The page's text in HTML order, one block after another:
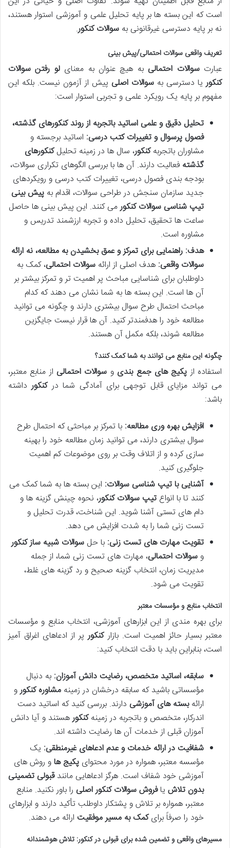
است که این بسته ها بر پایه تحلیل علمی و آموزشی استوار هستند،
نه بر پایه دسترسی غیرقانونی به سوالات کنکور.
تعریف واقعی سوالات احتمالی/پیش بینی
عبارتسوالات احتمالیبه هیچ عنوان به معنایلو رفتن سوالات
کنکوریا دسترسی به سوالات اصلی پیش از آزمون نیست. بلکه این
مفهوم بر پایه یک رویکرد علمی و تجربی استوار است:
تحلیل دقیق و علمی اساتید باتجربه از روند کنکورهای گذشته،
فصول پرسوال و تغییرات کتب درسی: اساتید برجسته و
مشاوران باتجربهکنکور، سال ها در زمینه تحلیلکنکورهای
گذشته فعالیت دارند. آن ها با بررسی الگوهای تکراری سوالات،
بودجه بندی فصول درسی، تغییرات کتب درسی و رویکردهای
جدید سازمان سنجش در طراحی سوالات، اقدام به پیش بینی
تیپ شناسی سوالات کنکورمی کنند. این پیش بینی ها حاصل
ساعت ها تحقیق، تحلیل داده و تجربه ارزشمند تدریس و
مشاوره است.
هدف: راهنمایی برای تمرکز و عمق بخشیدن به مطالعه، نه ارائه
سوالات واقعی: هدف اصلی از ارائه سوالات احتمالی، کمک به
داوطلبان برای شناسایی مباحث پر اهمیت تر و تمرکز بیشتر بر
آن ها است. این بسته ها به شما نشان می دهند که کدام
مباحث احتمال طرح سوال بیشتری دارند و چگونه می توانید
مطالعه خود را هدفمندتر کنید. آن ها قرار نیست جایگزین
مطالعه شوند، بلکه مکمل آن هستند.
چگونه این منابع می توانند به شما کمک کنند؟
استفاده از پکیج های جمع بندی و سوالات احتمالیاز منابع معتبر،
می تواند مزایای قابل توجهی برای آمادگی شما درکنکورداشته
باشد:
افزایش بهره وری مطالعه: با تمرکز بر مباحثی که احتمال طرح
سوال بیشتری دارند، می توانید زمان مطالعه خود را بهینه
سازی کرده و از اتلاف وقت بر روی موضوعات کم اهمیت
جلوگیری کنید.
آشنایی با تیپ شناسی سوالات: این بسته ها به شما کمک می
کنند تا با انواع تیپ سوالات کنکور، نحوه چینش گزینه ها و
دام های تستی آشنا شوید. این شناخت، قدرت تحلیل و
تست زنی شما را به شدت افزایش می دهد.
تقویت مهارت های تست زنی: با حل سوالات شبیه ساز کنکور
وسوالات احتمالی، مهارت های تست زنی شما، از جمله
مدیریت زمان، انتخاب گزینه صحیح و رد گزینه های غلط،
تقویت می شود.
انتخاب منابع و مؤسسات معتبر
برای بهره مندی از این ابزارهای آموزشی، انتخاب منابع و مؤسسات
معتبر بسیار حائز اهمیت است. بازارکنکورپر از ادعاهای اغراق آمیز
است، بنابراین باید با دقت انتخاب کنید:
سابقه، اساتید متخصص، رضایت دانش آموزان: به دنبال
مؤسساتی باشید که سابقه درخشان در زمینه مشاوره کنکورو
ارائهبسته های آموزشی دارند. بررسی کنید که اساتید دست
اندرکار، متخصص و باتجربه در زمینهکنکورهستند و آیا دانش
آموزان قبلی از خدمات آن ها رضایت داشته اند.
شفافیت در ارائه خدمات و عدم ادعاهای غیرمنطقی: یک
مؤسسه معتبر، همواره در مورد محتوای پکیج هاو روش های
آموزشی خود شفاف است. هرگز ادعاهایی مانندقبولی تضمینی
بدون تلاش یافروش سوالات کنکور اصلی را باور نکنید. منابع
معتبر، همواره بر تلاش و پشتکار داوطلب تأکید دارند و ابزارهای
خود را صرفاً برایکمک به مسیر موفقیت ارائه می دهند.
مسیرهای واقعی و تضمین شده برای قبولی در کنکور: تلاش هوشمندانه